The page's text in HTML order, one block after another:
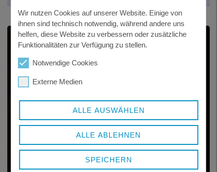
Wir nutzen Cookies auf unserer Website. Einige von
ihnen sind technisch notwendig, während andere uns
helfen, diese Website zu verbessern oder zusätzliche
Funktionalitäten zur Verfügung zu stellen.
Notwendige Cookies
Externe Medien
ALLE AUSWÄHLEN
ALLE ABLEHNEN
SPEICHERN